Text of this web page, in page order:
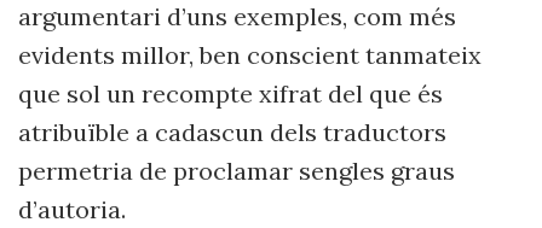
argumentari d’uns exemples, com més
evidents millor, ben conscient tanmateix
que sol un recompte xifrat del que és
atribuïble a cadascun dels traductors
permetria de proclamar sengles graus
d’autoria.